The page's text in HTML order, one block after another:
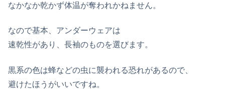
なかなか乾かず体温が奪われかねません。
なので基本、アンダーウェアは
速乾性があり、長袖のものを選びます。
黒系の色は蜂などの虫に襲われる恐れがあるので、
避けたほうがいいですね。